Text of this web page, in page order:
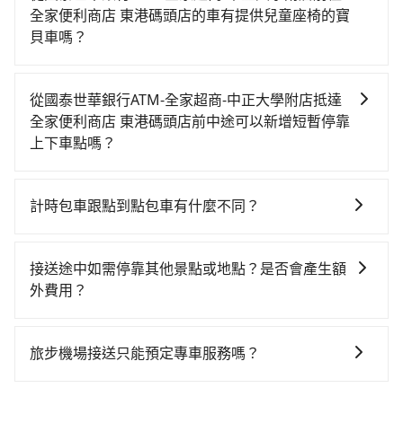
車，搭上小黃後約花59分鐘、車費1,400元後，抵達全家
便利商店 東港碼頭店 (屏東縣東港鎮) 的目的地。全程加
計程車僅有300多輛，計程車的密度為雙北的0.4%，換
句話說，臨時要叫小黃的難度是雙北大城市的200倍。縱
使幸運攔到一輛小黃了，嘉義縣少部分小黃司機不按表
1,290元，費時1小時31分鐘。選擇搭乘高鐵而不預約包
tripool！如果你是獨自一人乘車，也可參考tripool的拼
車共乘服務，最多可再節省50%的交通費用。
東港碼頭店的花費預估為$1,850~2,450（金額差異來自
於平假日、車款差異、抵達目的地後多久原路返回），
和運的iRent只提供最基本的車型，如Toyota Yaris、
Prius C、Vios這類乘坐體驗較差的車款，如果人數超過
四位，更是沒有較大的七人座或九人座可供選擇，而且
一次租車都好像在開樂透一樣。另外，偶爾也會遇到明
載其他乘客的人來說就有不小的風險。最後，雖然路邊
隨租隨還看似方便，但實際使用時還是有其區域的限
近的計程車隊，如義興計程車、民雄計程車、嘉義德華
安順聯合車隊等叫車看看。依照里程跳錶計算，價格約
注意嘉義縣僅有合法計程車約330輛，計程車密度為雙北
的0.4%，也就是說要臨時叫到小黃的難度是台北或新北
的200倍之多。如果當天或隔天也要原路返回，全家便利
費，約有47%會採現場議價，建議最好先上網預約，以
大學附店到全家便利商店 東港碼頭店的最佳選擇。
全家便利商店 東港碼頭店的車有提供兒童座椅的寶
貝車嗎？
繫好安全帶，如四歲以下或身高不足的幼童無法正常綁
安全帶，則需使用嬰兒/兒童座椅或輔以增高墊。如有幼
童同行，在預訂tripool的寶貝車時，可以直接在網站勾
確認庫存再行租用，每個300元。當然，更鼓勵父母自行
從國泰世華銀行ATM-全家超商-中正大學附店抵達
全家便利商店 東港碼頭店前中途可以新增短暫停靠
上下車點嗎？
華銀行ATM-全家超商-中正大學附店前往全家便利商店
路，但是司機多點停靠就會有額外的等待時間，收取額
外費用是必要的補償。
計時包車跟點到點包車有什麼不同？
不同之處： 計時包車：計時包車是按照用車時間來計
費，通常以每小時為單位，客戶可以根據自己的需要預
等。 點到點包車：點到點包車是按照里程和目的地來計
接送途中如需停靠其他景點或地點？是否會產生額
外費用？
靠，您可以參考我們的「加點服務」，每個點距離在 5
旅步機場接送只能預定專車服務嗎？